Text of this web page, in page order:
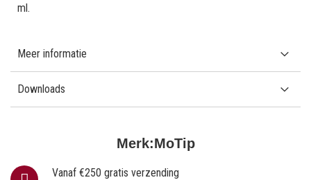
Merk:MoTip
Vanaf €250 gratis verzending
ml.
Meer informatie
Downloads